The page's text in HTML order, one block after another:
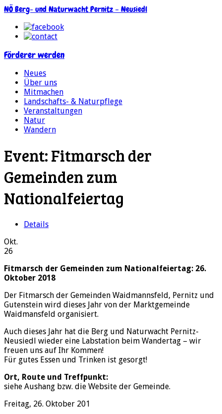
NÖ Berg- und Naturwacht Pernitz – Neusiedl
Förderer werden
Neues
Über uns
Mitmachen
Landschafts- & Naturpflege
Veranstaltungen
Natur
Wandern
Event:Fitmarsch der
Gemeinden zum
Nationalfeiertag
Details
Okt.
26
Fitmarsch der Gemeinden zum Nationalfeiertag: 26.
Oktober 2018
Der Fitmarsch der Gemeinden Waidmannsfeld, Pernitz und
Gutenstein wird dieses Jahr von der Marktgemeinde
Waidmansfeld organisiert.
Auch dieses Jahr hat die Berg und Naturwacht Pernitz-
Neusiedl wieder eine Labstation beim Wandertag – wir
freuen uns auf Ihr Kommen!
Für gutes Essen und Trinken ist gesorgt!
Ort, Route und Treffpunkt:
siehe Aushang bzw. die Website der Gemeinde.
Freitag, 26. Oktober 201